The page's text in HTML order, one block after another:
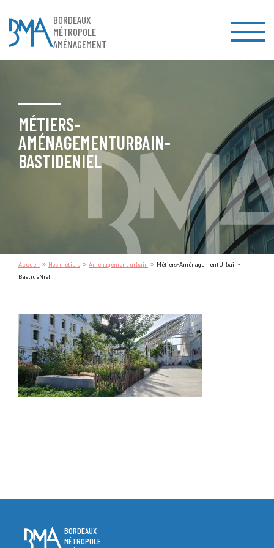
BORDEAUX
MÉTROPOLE
AMÉNAGEMENT
MÉTIERS-
AMÉNAGEMENTURBAIN-
BASTIDENIEL
Accueil » Nos métiers » Aménagement urbain » Métiers-AménagementUrbain-
BastideNiel
BORDEAUX
MÉTROPOLE